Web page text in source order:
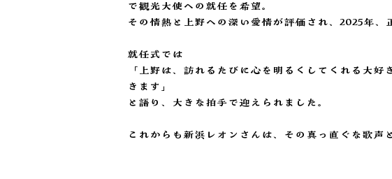
で観光大使への就任を希望。
その情熱と上野への深い愛情が評価され、2025年、
就任式では
「上野は、訪れるたびに心を明るくしてくれる大
きます」
と語り、大きな拍手で迎えられました。
これからも新浜レオンさんは、その真っ直ぐな歌声